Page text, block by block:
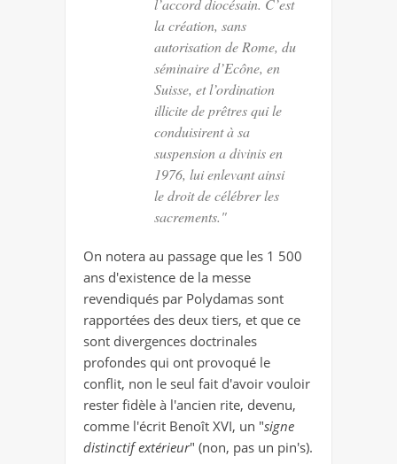
la création, sans
autorisation de Rome, du
séminaire d’Ecône, en
Suisse, et l’ordination
illicite de prêtres qui le
conduisirent à sa
suspension a divinis en
1976, lui enlevant ainsi
le droit de célébrer les
sacrements."
On notera au passage que les 1 500
ans d'existence de la messe
revendiqués par Polydamas sont
rapportées des deux tiers, et que ce
sont divergences doctrinales
profondes qui ont provoqué le
conflit, non le seul fait d'avoir vouloir
rester fidèle à l'ancien rite, devenu,
comme l'écrit Benoît XVI, un "signe
distinctif extérieur" (non, pas un pin's).